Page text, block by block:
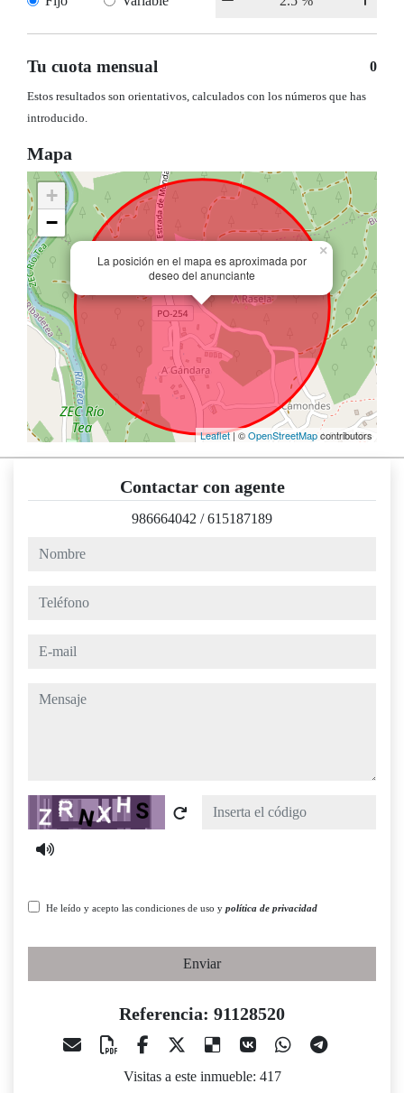
Tu cuota mensual 0
Estos resultados son orientativos, calculados con los números que has
introducido.
Mapa
La posición en el mapa es aproximada por
deseo del anunciante
×
+
−
Leaflet| ©OpenStreetMapcontributors
Contactar con agente
986664042 /615187189
nombre
teléfono
e-mail
mensaje
Captcha
He leído y acepto las condiciones de uso y política de privacidad
Enviar
Referencia: 91128520
Visitas a este inmueble: 417